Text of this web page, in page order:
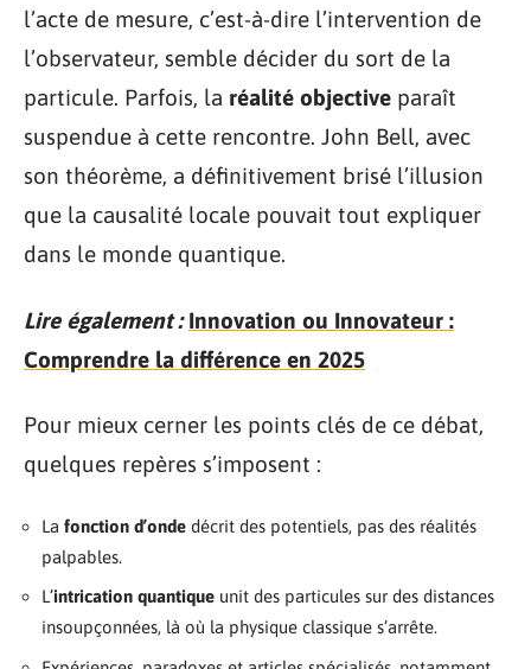
l’acte de mesure, c’est-à-dire l’intervention de
l’observateur, semble décider du sort de la
particule. Parfois, la réalité objective paraît
suspendue à cette rencontre. John Bell, avec
son théorème, a définitivement brisé l’illusion
que la causalité locale pouvait tout expliquer
dans le monde quantique.
Lire également : Innovation ou Innovateur :
Comprendre la différence en 2025
Pour mieux cerner les points clés de ce débat,
quelques repères s’imposent :
La fonction d’onde décrit des potentiels, pas des réalités
palpables.
L’intrication quantique unit des particules sur des distances
insoupçonnées, là où la physique classique s’arrête.